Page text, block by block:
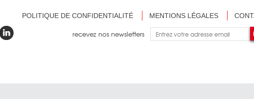
POLITIQUE DE CONFIDENTIALITÉ MENTIONS LÉGALES
recevez nos newsletters